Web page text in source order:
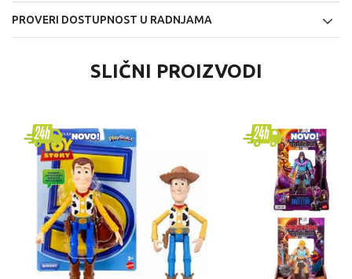
PROVERI DOSTUPNOST U RADNJAMA
SLIČNI PROIZVODI